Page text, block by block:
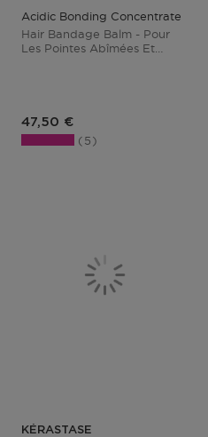
Acidic Bonding Concentrate
Hair Bandage Balm - Pour
Les Pointes Abîmées Et
Prix du produit
47,50 €
5
KÉRASTASE